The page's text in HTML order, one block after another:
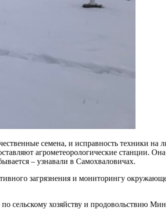
семена, и исправность техники
агрометеорологические станции. Она
– узнавали в Самохваловичах.
загрязнения и мониторингу
сельскому хозяйству и продовольствию